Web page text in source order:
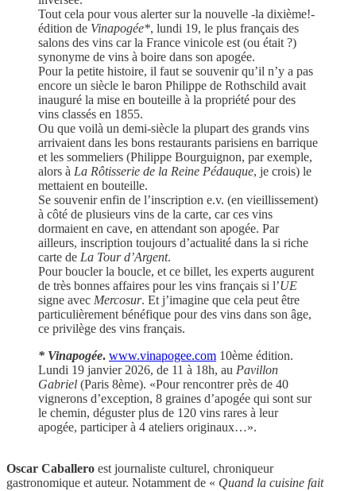
Tout cela pour vous alerter sur la nouvelle -la dixième!-
édition de Vinapogée*, lundi 19, le plus français des
salons des vins car la France vinicole est (ou était ?)
synonyme de vins à boire dans son apogée.
Pour la petite histoire, il faut se souvenir qu’il n’y a pas
encore un siècle le baron Philippe de Rothschild avait
inauguré la mise en bouteille à la propriété pour des
vins classés en 1855.
Ou que voilà un demi-siècle la plupart des grands vins
arrivaient dans les bons restaurants parisiens en barrique
et les sommeliers (Philippe Bourguignon, par exemple,
alors à La Rôtisserie de la Reine Pédauque, je crois) le
mettaient en bouteille.
Se souvenir enfin de l’inscription e.v. (en vieillissement)
à côté de plusieurs vins de la carte, car ces vins
dormaient en cave, en attendant son apogée. Par
ailleurs, inscription toujours d’actualité dans la si riche
carte de La Tour d’Argent.
Pour boucler la boucle, et ce billet, les experts augurent
de très bonnes affaires pour les vins français si l’UE
signe avec Mercosur. Et j’imagine que cela peut être
particulièrement bénéfique pour des vins dans son âge,
ce privilège des vins français.
* Vinapogée. www.vinapogee.com 10ème édition.
Lundi 19 janvier 2026, de 11 à 18h, au Pavillon
Gabriel (Paris 8ème). «Pour rencontrer près de 40
vignerons d’exception, 8 graines d’apogée qui sont sur
le chemin, déguster plus de 120 vins rares à leur
apogée, participer à 4 ateliers originaux…».
Oscar Caballero est journaliste culturel, chroniqueur
gastronomique et auteur. Notamment de « Quand la cuisine fait